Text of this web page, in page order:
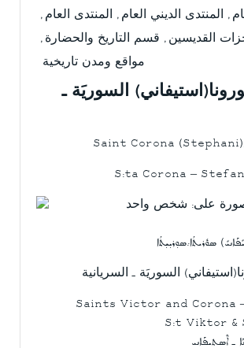
, المنتدى الديني العام , المنتدى العام ,
القديسين , قسم التاريخ والحضارة ,
مواقع ومدن تاريخية
السوريَة ـ
Saint Corona
S:ta Corona –
ܣܘܽܪܝܬܳܐ܇ܣܘ̣ܪܝ̣ܝ̣ܬܳܐ
Saints Victor and Corona
S:t Viktor &
ـ ܐܶܣܬܝܦܰܐܢܝ